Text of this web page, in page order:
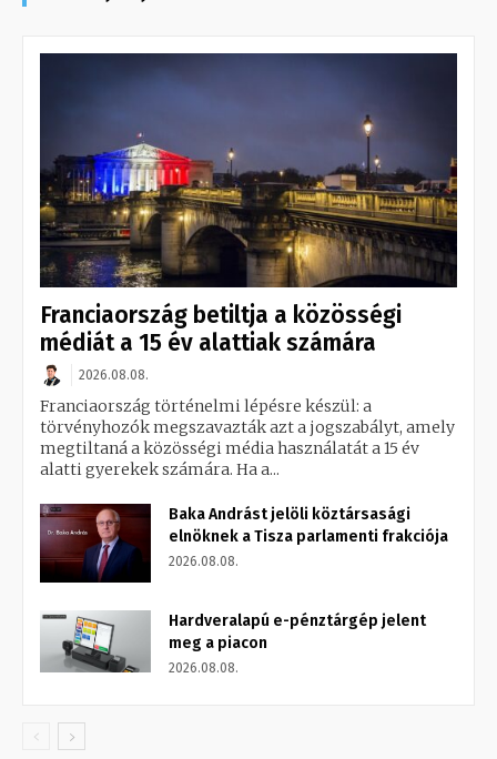
Franciaország betiltja a közösségi
médiát a 15 év alattiak számára
2026.08.08.
Franciaország történelmi lépésre készül: a
törvényhozók megszavazták azt a jogszabályt, amely
megtiltaná a közösségi média használatát a 15 év
alatti gyerekek számára. Ha a...
Baka Andrást jelöli köztársasági
elnöknek a Tisza parlamenti frakciója
2026.08.08.
Hardveralapú e-pénztárgép jelent
meg a piacon
2026.08.08.